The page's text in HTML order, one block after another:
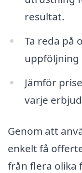
resultat.
Ta reda på
Jämför
varje
Genom att
enkelt få
från flera olika